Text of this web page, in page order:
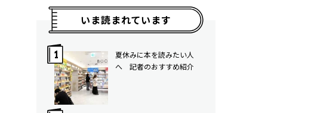
いま読まれています
夏休みに本を読みたい人
へ 記者のおすすめ紹介